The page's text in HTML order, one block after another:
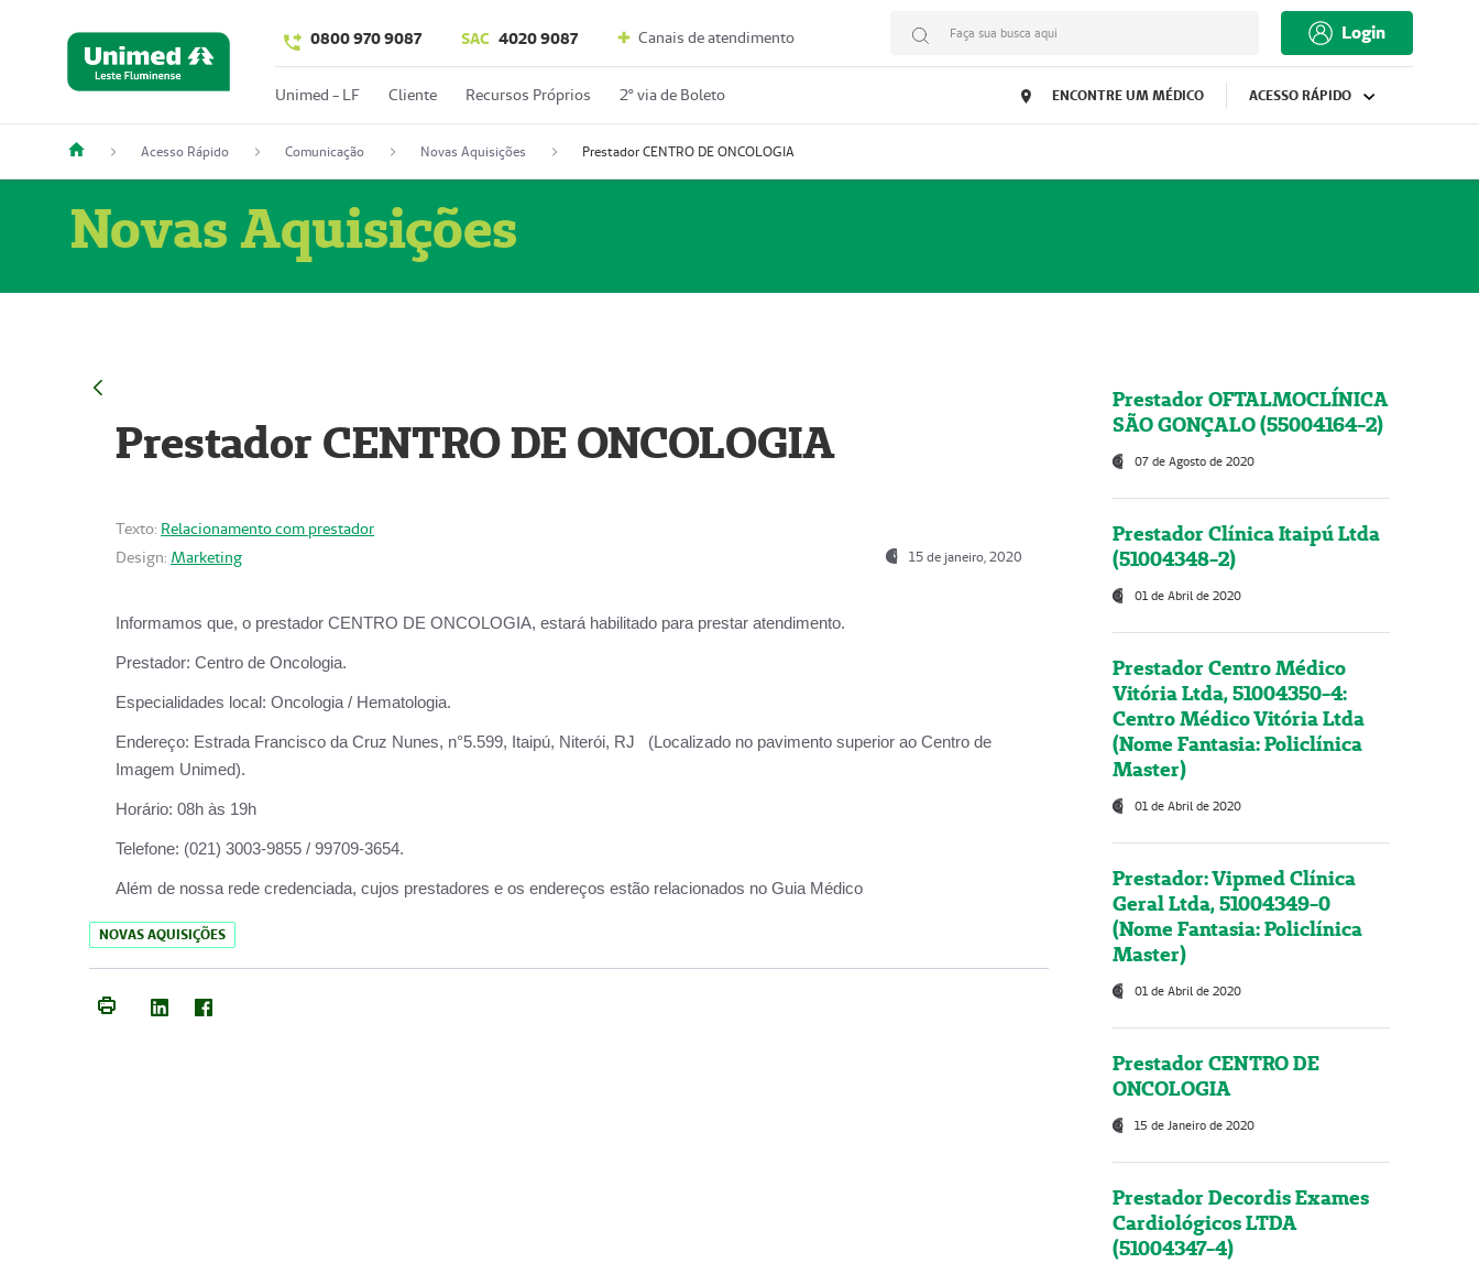
0800 970 9087 SAC 4020 9087 Canais de atendimento Faça sua busca aqui Login
Unimed - LF Cliente Recursos Próprios 2º via de Boleto ENCONTRE UM MÉDICO ACESSO RÁPIDO
Acesso Rápido Comunicação Novas Aquisições Prestador CENTRO DE ONCOLOGIA
Novas Aquisições
Prestador CENTRO DE ONCOLOGIA
Texto: Relacionamento com prestador
Design: Marketing 15 de janeiro, 2020
Informamos que, o prestador CENTRO DE ONCOLOGIA, estará habilitado para prestar atendimento.
Prestador: Centro de Oncologia.
Especialidades local: Oncologia / Hematologia.
Endereço: Estrada Francisco da Cruz Nunes, n°5.599, Itaipú, Niterói, RJ (Localizado no pavimento superior ao Centro de
Imagem Unimed).
Horário: 08h às 19h
Telefone: (021) 3003-9855 / 99709-3654.
Além de nossa rede credenciada, cujos prestadores e os endereços estão relacionados no Guia Médico
NOVAS AQUISIÇÕES
Prestador OFTALMOCLÍNICA
SÃO GONÇALO (55004164-2)
07 de Agosto de 2020
Prestador Clínica Itaipú Ltda
(51004348-2)
01 de Abril de 2020
Prestador Centro Médico
Vitória Ltda, 51004350-4:
Centro Médico Vitória Ltda
(Nome Fantasia: Policlínica
Master)
01 de Abril de 2020
Prestador: Vipmed Clínica
Geral Ltda, 51004349-0
(Nome Fantasia: Policlínica
Master)
01 de Abril de 2020
Prestador CENTRO DE
ONCOLOGIA
15 de Janeiro de 2020
Prestador Decordis Exames
Cardiológicos LTDA
(51004347-4)